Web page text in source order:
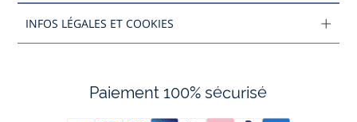
INFOS LÉGALES ET COOKIES
Paiement 100% sécurisé